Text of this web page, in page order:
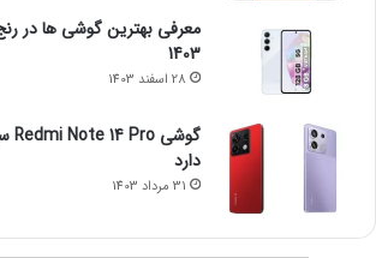
1403
28 اسفند 1403
دارد
31 مرداد 1403